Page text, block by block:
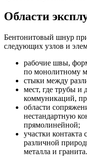
Области
Бентонитовый шнур
следующих узлов и
рабочие швы,
по монолитному
стыки между
мест, где трубы
коммуникаций,
области
нестандартную
прямолинейной;
участки
различной
металла и гранита.